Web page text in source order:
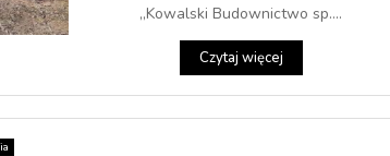
„Kowalski Budownictwo sp....
Czytaj więcej